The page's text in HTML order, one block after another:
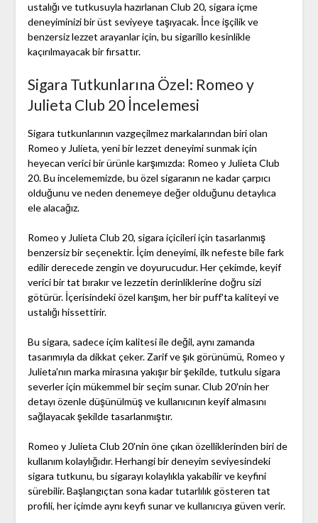
ustalığı ve tutkusuyla hazırlanan Club 20, sigara içme
deneyiminizi bir üst seviyeye taşıyacak. İnce işçilik ve
benzersiz lezzet arayanlar için, bu sigarillo kesinlikle
kaçırılmayacak bir fırsattır.
Sigara Tutkunlarına Özel: Romeo y
Julieta Club 20 İncelemesi
Sigara tutkunlarının vazgeçilmez markalarından biri olan
Romeo y Julieta, yeni bir lezzet deneyimi sunmak için
heyecan verici bir ürünle karşımızda: Romeo y Julieta Club
20. Bu incelememizde, bu özel sigaranın ne kadar çarpıcı
olduğunu ve neden denemeye değer olduğunu detaylıca
ele alacağız.
Romeo y Julieta Club 20, sigara içicileri için tasarlanmış
benzersiz bir seçenektir. İçim deneyimi, ilk nefeste bile fark
edilir derecede zengin ve doyurucudur. Her çekimde, keyif
verici bir tat bırakır ve lezzetin derinliklerine doğru sizi
götürür. İçerisindeki özel karışım, her bir puff'ta kaliteyi ve
ustalığı hissettirir.
Bu sigara, sadece içim kalitesi ile değil, aynı zamanda
tasarımıyla da dikkat çeker. Zarif ve şık görünümü, Romeo y
Julieta'nın marka mirasına yakışır bir şekilde, tutkulu sigara
severler için mükemmel bir seçim sunar. Club 20'nin her
detayı özenle düşünülmüş ve kullanıcının keyif almasını
sağlayacak şekilde tasarlanmıştır.
Romeo y Julieta Club 20'nin öne çıkan özelliklerinden biri de
kullanım kolaylığıdır. Herhangi bir deneyim seviyesindeki
sigara tutkunu, bu sigarayı kolaylıkla yakabilir ve keyfini
sürebilir. Başlangıçtan sona kadar tutarlılık gösteren tat
profili, her içimde aynı keyfi sunar ve kullanıcıya güven verir.